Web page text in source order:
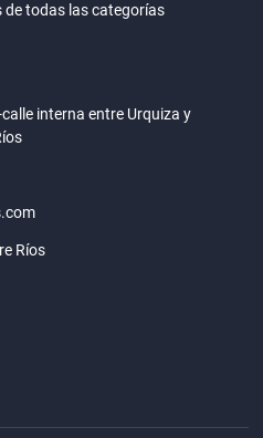
de todas las categorías
interna entre Urquiza y
Ríos